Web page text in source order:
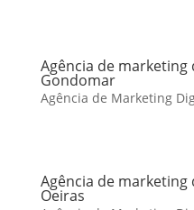
Agência de marketing
Gondomar
Agência de Marketing
Agência de marketing
Oeiras